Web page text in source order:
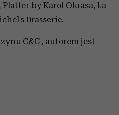
by Karol Okrasa, La
Brasserie.
C&C , autorem jest